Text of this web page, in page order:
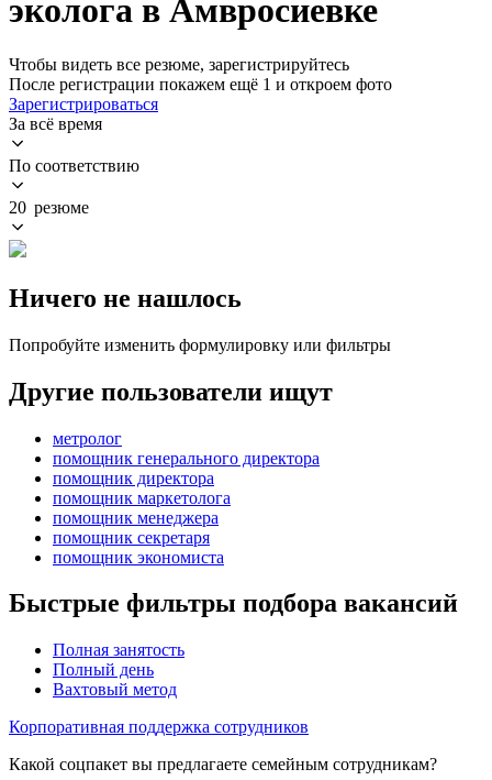
эколога в Амвросиевке
Чтобы видеть все резюме, зарегистрируйтесь
После регистрации покажем ещё 1 и откроем фото
Зарегистрироваться
За всё время
По соответствию
20 резюме
Ничего не нашлось
Попробуйте изменить формулировку или фильтры
Другие пользователи ищут
метролог
помощник генерального директора
помощник директора
помощник маркетолога
помощник менеджера
помощник секретаря
помощник экономиста
Быстрые фильтры подбора вакансий
Полная занятость
Полный день
Вахтовый метод
Корпоративная поддержка сотрудников
Какой соцпакет вы предлагаете семейным сотрудникам?